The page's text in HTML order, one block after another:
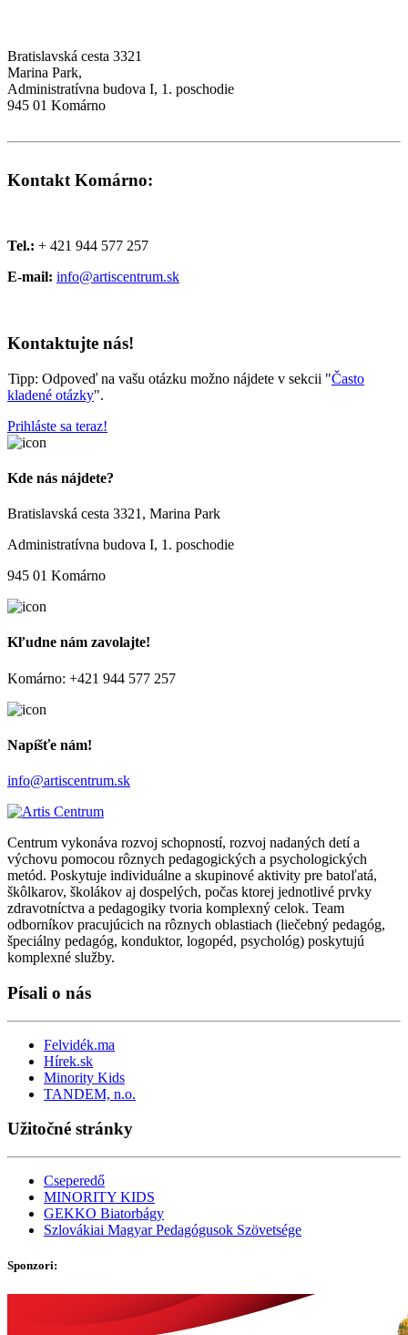
Bratislavská cesta 3321
Marina Park,
Administratívna budova I, 1. poschodie
945 01 Komárno
Kontakt Komárno:
Tel.: + 421 944 577 257
E-mail: info@artiscentrum.sk
Kontaktujte nás!
Tipp: Odpoveď na vašu otázku možno nájdete v sekcii "Často
kladené otázky".
Prihláste sa teraz!
Kde nás nájdete?
Bratislavská cesta 3321, Marina Park
Administratívna budova I, 1. poschodie
945 01 Komárno
Kľudne nám zavolajte!
Komárno: +421 944 577 257
Napíšťe nám!
info@artiscentrum.sk
Centrum vykonáva rozvoj schopností, rozvoj nadaných detí a
výchovu pomocou rôznych pedagogických a psychologických
metód. Poskytuje individuálne a skupinové aktivity pre batoľatá,
škôlkarov, školákov aj dospelých, počas ktorej jednotlivé prvky
zdravotníctva a pedagogiky tvoria komplexný celok. Team
odborníkov pracujúcich na rôznych oblastiach (liečebný pedagóg,
špeciálny pedagóg, konduktor, logopéd, psychológ) poskytujú
komplexné služby.
Písali o nás
Felvidék.ma
Hírek.sk
Minority Kids
TANDEM, n.o.
Užitočné stránky
Cseperedő
MINORITY KIDS
GEKKO Biatorbágy
Szlovákiai Magyar Pedagógusok Szövetsége
Sponzori: